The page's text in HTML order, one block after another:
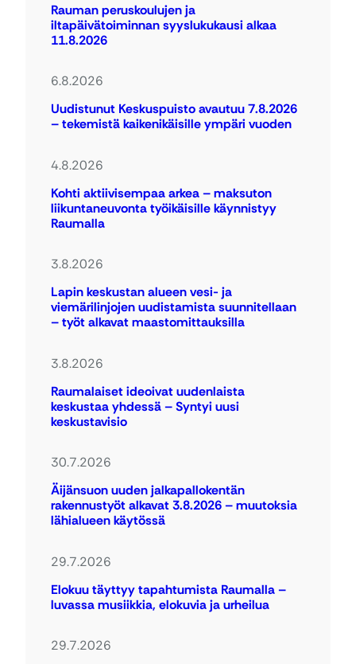
Rauman peruskoulujen ja
iltapäivätoiminnan syyslukukausi alkaa
11.8.2026
6.8.2026
Uudistunut Keskuspuisto avautuu 7.8.2026
– tekemistä kaikenikäisille ympäri vuoden
4.8.2026
Kohti aktiivisempaa arkea – maksuton
liikuntaneuvonta työikäisille käynnistyy
Raumalla
3.8.2026
Lapin keskustan alueen vesi- ja
viemärilinjojen uudistamista suunnitellaan
– työt alkavat maastomittauksilla
3.8.2026
Raumalaiset ideoivat uudenlaista
keskustaa yhdessä – Syntyi uusi
keskustavisio
30.7.2026
Äijänsuon uuden jalkapallokentän
rakennustyöt alkavat 3.8.2026 – muutoksia
lähialueen käytössä
29.7.2026
Elokuu täyttyy tapahtumista Raumalla –
luvassa musiikkia, elokuvia ja urheilua
29.7.2026